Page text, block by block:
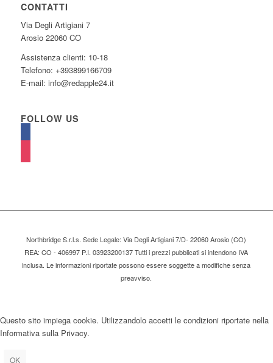
CONTATTI
Via Degli Artigiani 7
Arosio 22060 CO
Assistenza clienti: 10-18
Telefono: +393899166709
E-mail: info@redapple24.it
FOLLOW US
Northbridge S.r.l.s. Sede Legale: Via Degli Artigiani 7/D- 22060 Arosio (CO)
REA: CO - 406997 P.I. 03923200137 Tutti i prezzi pubblicati si intendono IVA
inclusa. Le informazioni riportate possono essere soggette a modifiche senza
preavviso.
Questo sito impiega cookie. Utilizzandolo accetti le condizioni riportate nella
Informativa sulla Privacy.
OK